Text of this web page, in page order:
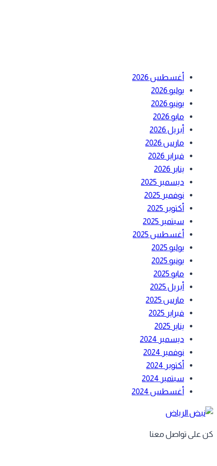
أغسطس 2026
يوليو 2026
يونيو 2026
مايو 2026
أبريل 2026
مارس 2026
فبراير 2026
يناير 2026
ديسمبر 2025
نوفمبر 2025
أكتوبر 2025
سبتمبر 2025
أغسطس 2025
يوليو 2025
يونيو 2025
مايو 2025
أبريل 2025
مارس 2025
فبراير 2025
يناير 2025
ديسمبر 2024
نوفمبر 2024
أكتوبر 2024
سبتمبر 2024
أغسطس 2024
على تواصل معنا